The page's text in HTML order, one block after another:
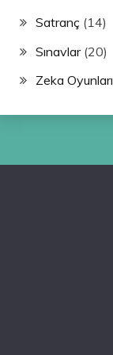
Satranç(14)
Sınavlar(20)
Zeka Oyunları